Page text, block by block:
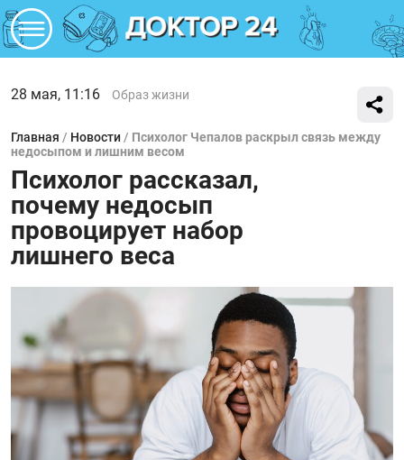
28 мая, 11:16 Образ жизни
Главная / Новости / Психолог Чепалов раскрыл связь между
недосыпом и лишним весом
Психолог рассказал,
почему недосып
провоцирует набор
лишнего веса